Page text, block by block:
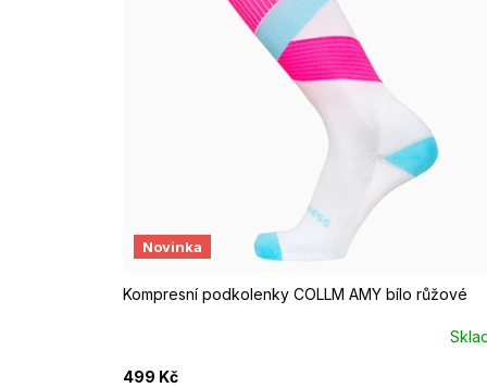
Novinka
Kompresní podkolenky COLLM AMY bílo růžové
499 Kč
M/L EUR 40-42